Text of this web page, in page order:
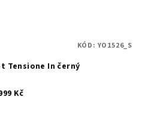
Tensione In černý
Kč
KÓD: YO1526_S